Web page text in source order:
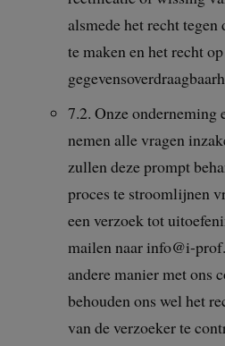
alsmede het recht
te maken en het recht op
7.2. Onze onderneming
nemen alle vragen
zullen deze prompt
proces te stroomlijnen
een verzoek tot
mailen naar info@i-
andere manier met ons
behouden ons wel het
van de verzoeker te